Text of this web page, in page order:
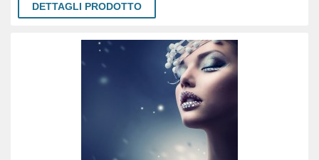
DETTAGLI PRODOTTO